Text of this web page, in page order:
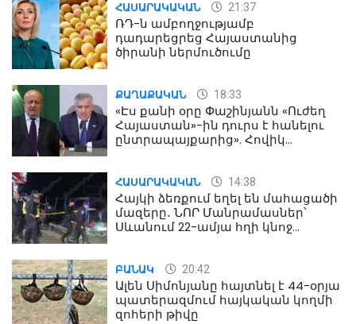
ՀԱՍԱՐԱԿԱԿԱՆ 21:37
ՌԴ-ն ամբողջությամբ
դադարեցրեց Հայաստանից
ծիրանի ներմուծումը
ՔԱՂԱՔԱԿԱՆ 18:33
«Էս քանի օրը Փաշինյանն «Ուժեղ
Հայաստան»-ին դուրս է հանելու
ընտրապայքարից». Հովիկ
ՀԱՍԱՐԱԿԱԿԱՆ 14:38
Հայկի ձեռքում եղել են մահացածի
մազերը․ ՆՈՐ Մանրամասներ՝
Սևանում 22-ամյա հղի կնոջ
ԲԱՆԱԿ 20:42
Ալեն Սիմոնյանը հայտնել է 44-օրյա
պատերազմում հայկական կողմի
զոհերի թիվը